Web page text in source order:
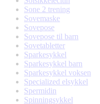
Sone 2 trening
Sovemaske
Sovepose
Sovepose til barn
Sovetabletter
Sparkesykkel
Sparkesykkel barn
Sparkesykkel voksen
Specialized elsykkel
Spermidin
Spinningsykkel